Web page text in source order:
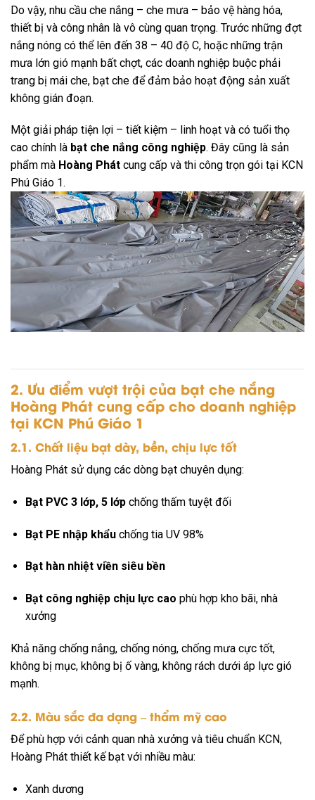
Do vậy, nhu cầu che nắng – che mưa – bảo vệ hàng hóa,
thiết bị và công nhân là vô cùng quan trọng. Trước những đợt
nắng nóng có thể lên đến 38 – 40 độ C, hoặc những trận
mưa lớn gió mạnh bất chợt, các doanh nghiệp buộc phải
trang bị mái che, bạt che để đảm bảo hoạt động sản xuất
không gián đoạn.
Một giải pháp tiện lợi – tiết kiệm – linh hoạt và có tuổi thọ
cao chính là bạt che nắng công nghiệp. Đây cũng là sản
phẩm mà Hoàng Phát cung cấp và thi công trọn gói tại KCN
Phú Giáo 1.
2. Ưu điểm vượt trội của bạt che nắng
Hoàng Phát cung cấp cho doanh nghiệp
tại KCN Phú Giáo 1
2.1. Chất liệu bạt dày, bền, chịu lực tốt
Hoàng Phát sử dụng các dòng bạt chuyên dụng:
Bạt PVC 3 lớp, 5 lớpchống thấm tuyệt đối
Bạt PE nhập khẩuchống tia UV 98%
Bạt hàn nhiệt viền siêu bền
Bạt công nghiệp chịu lực cao phù hợp kho bãi, nhà
xưởng
Khả năng chống nắng, chống nóng, chống mưa cực tốt,
không bị mục, không bị ố vàng, không rách dưới áp lực gió
mạnh.
2.2. Màu sắc đa dạng – thẩm mỹ cao
Để phù hợp với cảnh quan nhà xưởng và tiêu chuẩn KCN,
Hoàng Phát thiết kế bạt với nhiều màu:
Xanh dương